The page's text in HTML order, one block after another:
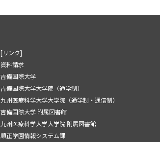
[リンク]
資料請求
吉備国際大学
吉備国際大学大学院（通学制）
九州医療科学大学大学院（通学制・通信制）
吉備国際大学 附属図書館
九州医療科学大学大学院 附属図書館
順正学園情報システム課